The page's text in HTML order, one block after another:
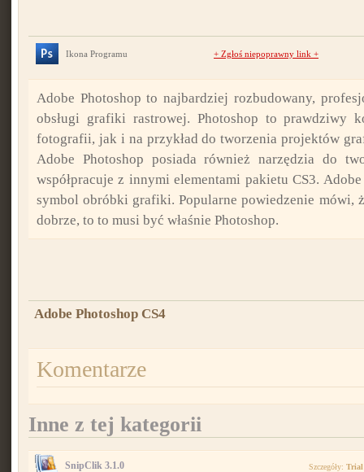
Ikona Programu + Zgłoś niepoprawny link +
Adobe Photoshop to najbardziej rozbudowany,
obsługi grafiki rastrowej. Photoshop to prawdziwy
fotografii, jak i na przykład do tworzenia projektów
Adobe Photoshop posiada również narzędzia do
współpracuje z innymi elementami pakietu CS3.
symbol obróbki grafiki. Popularne powiedzenie mówi,
dobrze, to to musi być właśnie Photoshop.
Adobe Photoshop CS4
Komentarze
Inne z tej kategorii
SnipClik 3.1.0 Szczegóły: Trial